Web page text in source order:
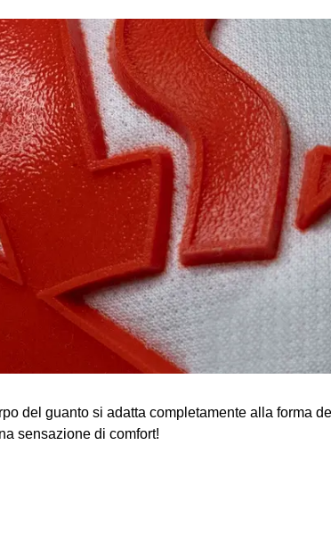
del guanto si adatta completamente alla forma
sensazione di comfort!